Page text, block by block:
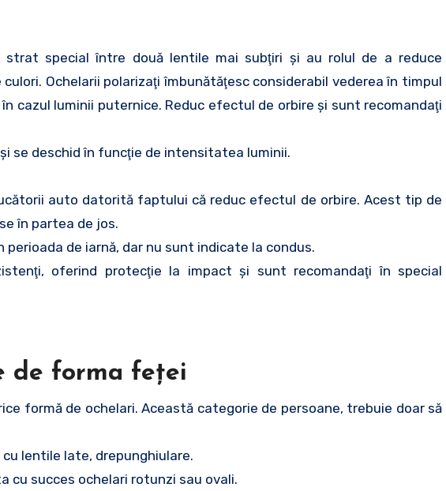
special între două lentile mai subţiri şi au rolul de a reduce
Ochelarii polarizaţi îmbunătăţesc considerabil vederea în timpul
cazul luminii puternice. Reduc efectul de orbire şi sunt recomandaţi
se deschid în funcţie de intensitatea luminii.
auto datorită faptului că reduc efectul de orbire. Acest tip de
în partea de jos.
de iarnă, dar nu sunt indicate la condus.
oferind protecţie la impact şi sunt recomandaţi în special
de forma feţei
formă de ochelari. Această categorie de persoane, trebuie doar să
lentile late, drepunghiulare.
cu succes ochelari rotunzi sau ovali.